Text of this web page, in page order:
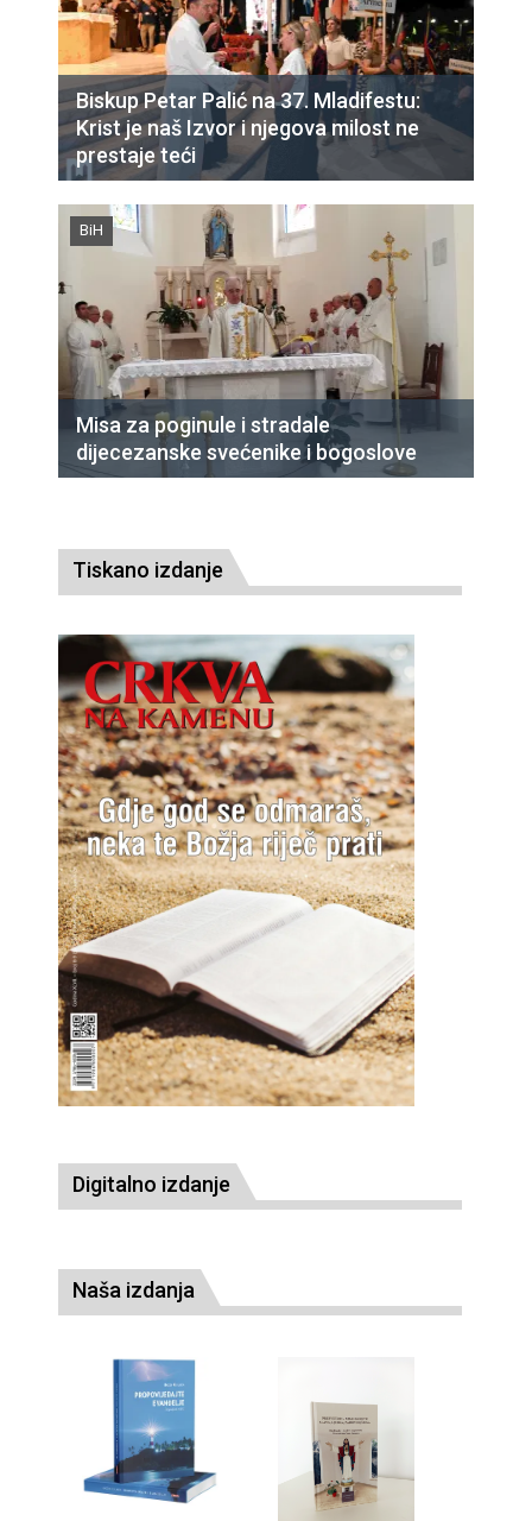
Biskup Petar Palić na 37. Mladifestu:
Krist je naš Izvor i njegova milost ne
prestaje teći
BiH
Misa za poginule i stradale
dijecezanske svećenike i bogoslove
Tiskano izdanje
Digitalno izdanje
Naša izdanja